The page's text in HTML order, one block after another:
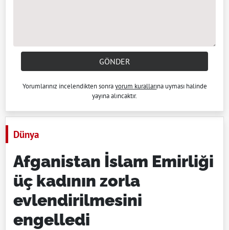
GÖNDER
Yorumlarınız incelendikten sonrayorum kurallarına uyması halinde
yayına alıncaktır.
Dünya
Afganistan İslam Emirliği
üç kadının zorla
evlendirilmesini
engelledi